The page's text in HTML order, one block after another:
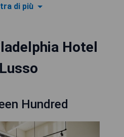
di più
Hotel
Hundred